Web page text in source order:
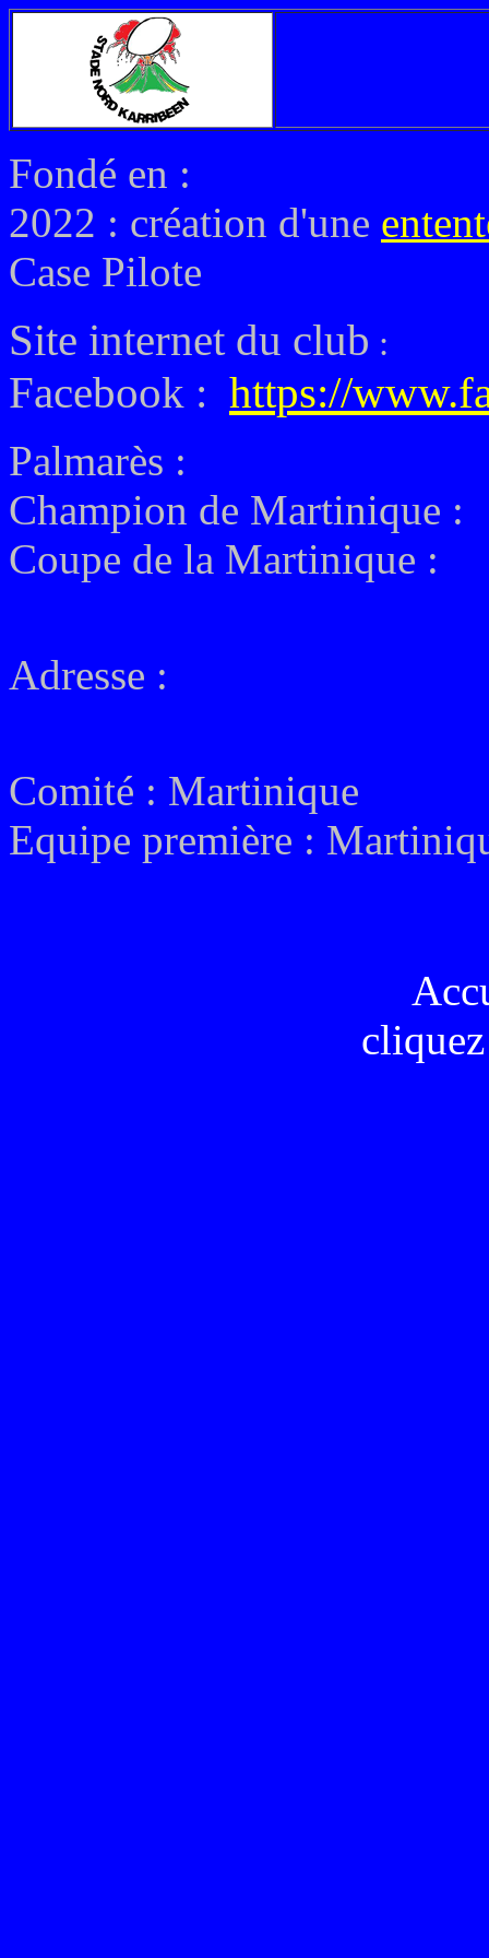
Fondé en :
2022 : création d'une
Case Pilote
Site internet du club :
Facebook : https://
Palmarès :
Champion de Martinique :
Coupe de la Martinique :
Adresse :
Comité : Martinique
Equipe première :